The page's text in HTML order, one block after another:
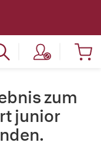
zum
junior